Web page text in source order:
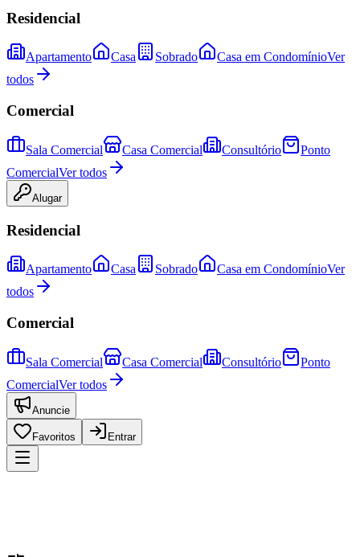
Residencial
Apartamento Casa Sobrado Casa em CondomínioVer
todos
Comercial
Sala Comercial Casa Comercial Consultório
Ponto
ComercialVer todos
Alugar
Residencial
Apartamento Casa Sobrado Casa em CondomínioVer
todos
Comercial
Sala Comercial Casa Comercial Consultório
Ponto
ComercialVer todos
Anuncie
Favoritos Entrar